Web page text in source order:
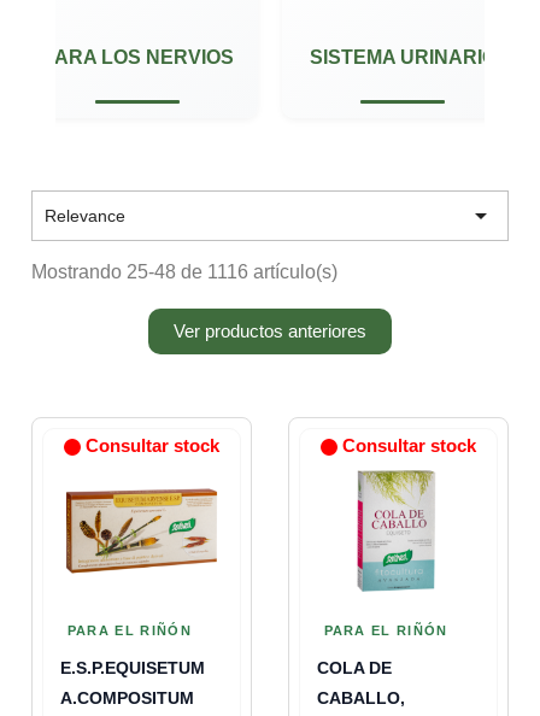
PARA LOS NERVIOS SISTEMA URINARIO
Relevance 
Mostrando 25-48 de 1116 artículo(s)
Ver productos anteriores
PARA EL RIÑÓN
E.S.P.EQUISETUM
A.COMPOSITUM
Consultar stock
PARA EL RIÑÓN
COLA DE
CABALLO,
Consultar stock